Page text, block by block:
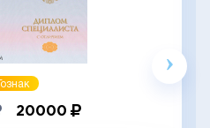
Гознак
20000